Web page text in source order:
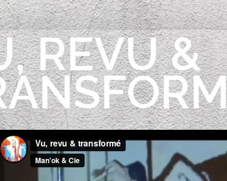
REVU &